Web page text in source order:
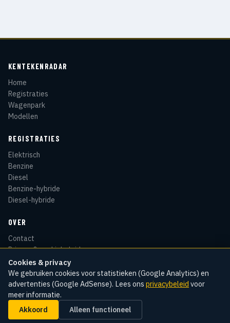
Cookies & privacy
We gebruiken cookies voor statistieken (Google Analytics) en
advertenties (Google AdSense). Lees ons privacybeleid voor
meer informatie.
Akkoord Alleen functioneel
KENTEKENRADAR
Home
Registraties
Wagenpark
Modellen
REGISTRATIES
Elektrisch
Benzine
Diesel
Benzine-hybride
Diesel-hybride
OVER
Contact
Privacy & cookiebeleid
Disclaimer
Sitemap
© 2026 Kentekenradar